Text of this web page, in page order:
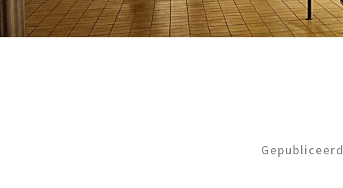
Gepubliceerd